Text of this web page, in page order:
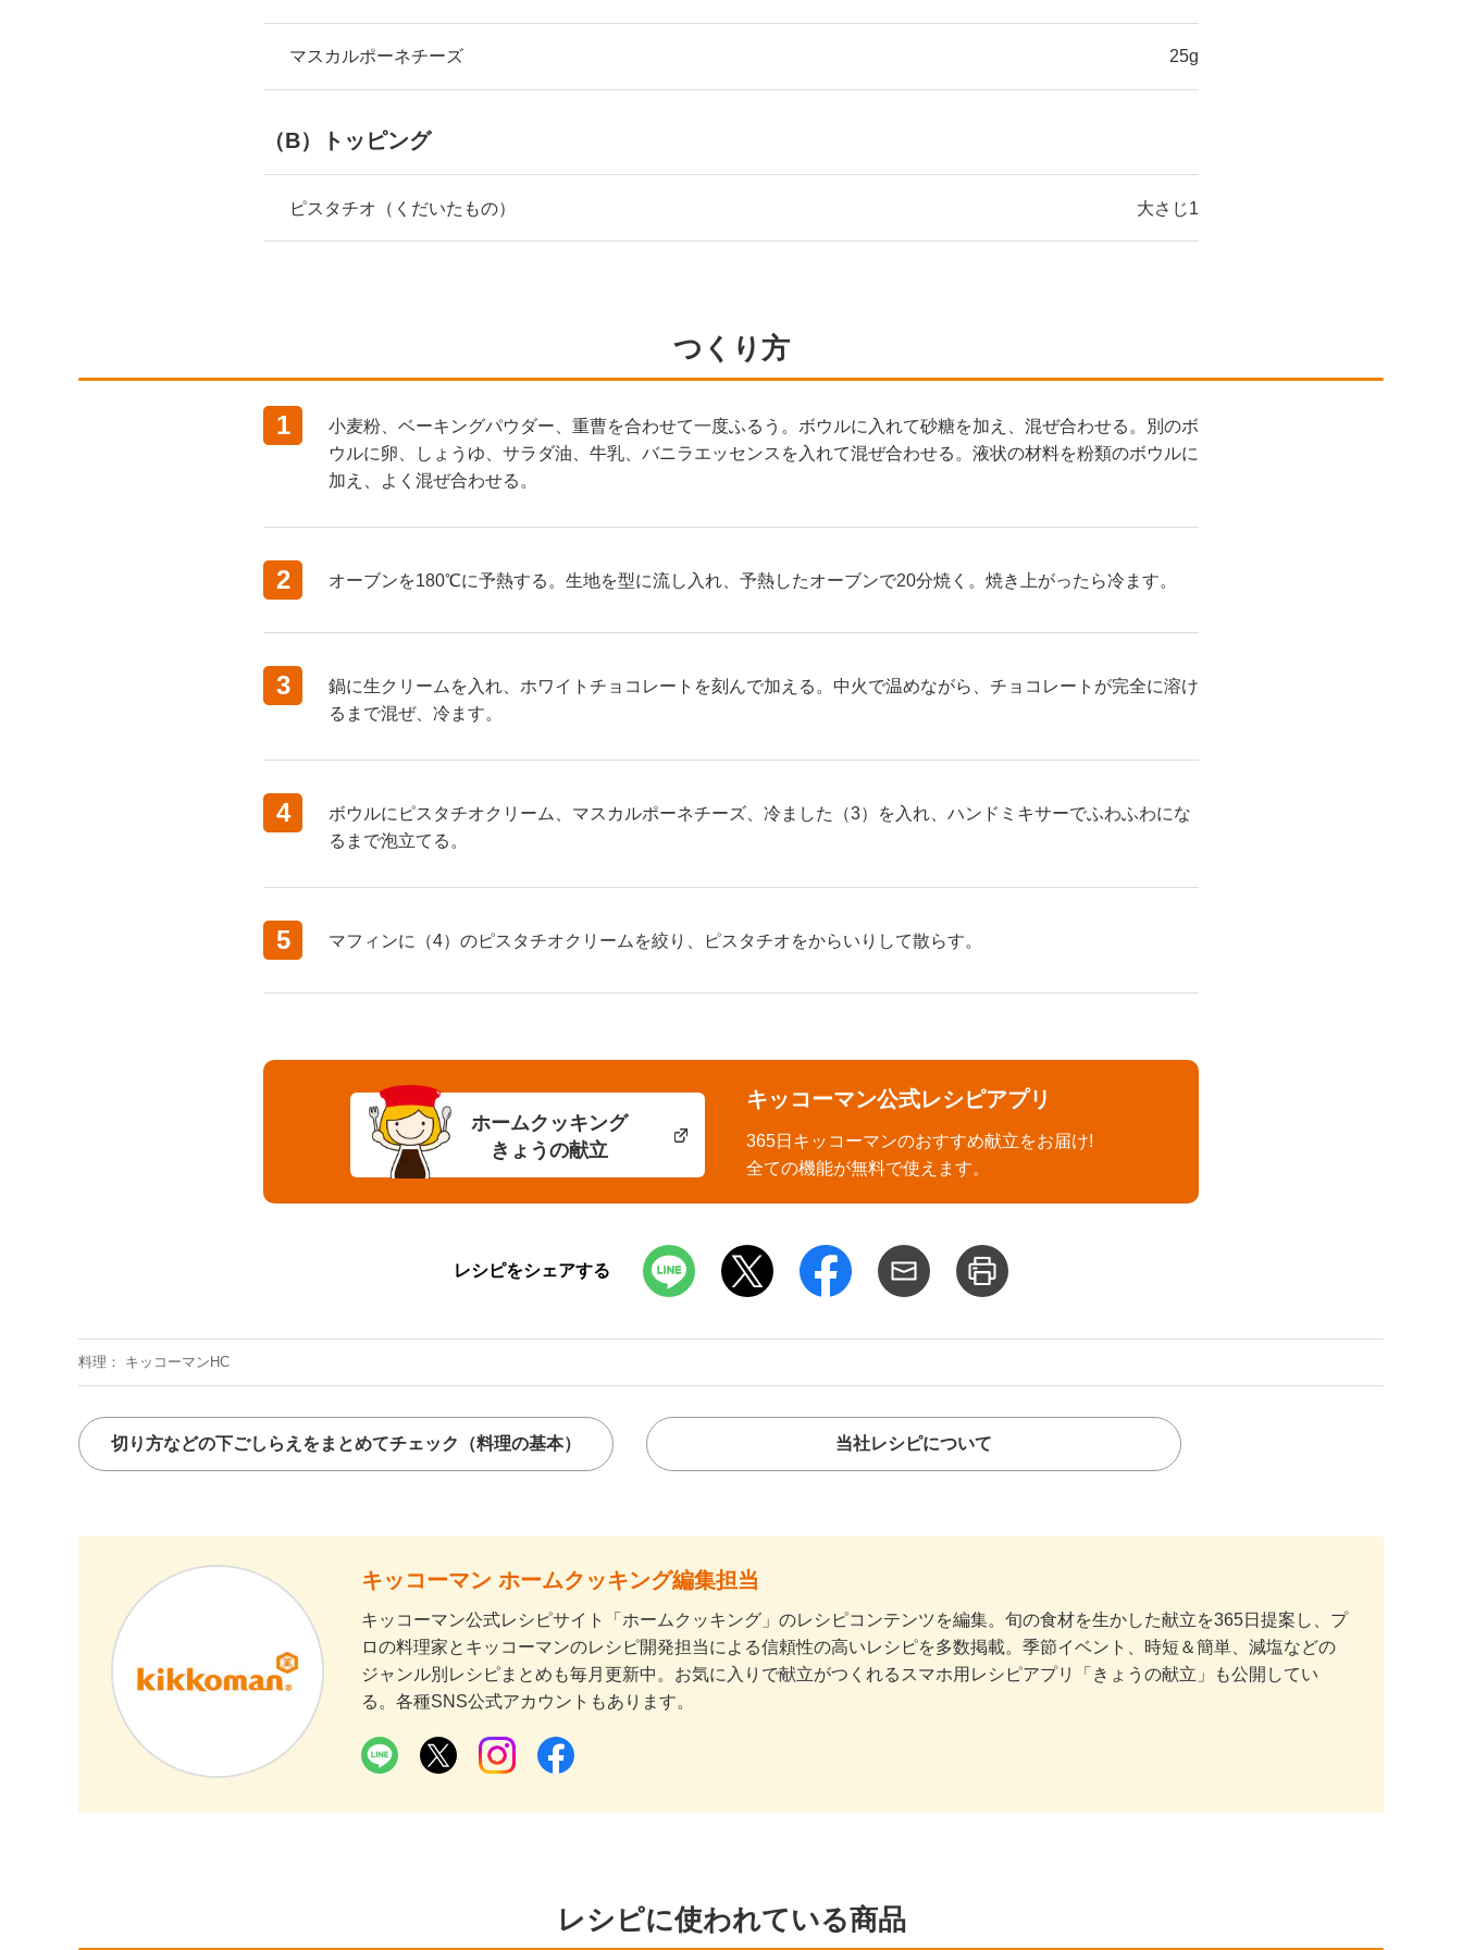
マスカルポーネチーズ 25g
（B）トッピング
ピスタチオ（くだいたもの） 大さじ1
つくり方
1
小麦粉、ベーキングパウダー、重曹を合わせて一度ふるう。ボウルに入れて砂糖を加え、混ぜ合わせる。別のボ
ウルに卵、しょうゆ、サラダ油、牛乳、バニラエッセンスを入れて混ぜ合わせる。液状の材料を粉類のボウルに
加え、よく混ぜ合わせる。
2 オーブンを180℃に予熱する。生地を型に流し入れ、予熱したオーブンで20分焼く。焼き上がったら冷ます。
3
鍋に生クリームを入れ、ホワイトチョコレートを刻んで加える。中火で温めながら、チョコレートが完全に溶け
るまで混ぜ、冷ます。
4
ボウルにピスタチオクリーム、マスカルポーネチーズ、冷ました（3）を入れ、ハンドミキサーでふわふわにな
るまで泡立てる。
5 マフィンに（4）のピスタチオクリームを絞り、ピスタチオをからいりして散らす。
ホームクッキング
きょうの献立
キッコーマン公式レシピアプリ
365日キッコーマンのおすすめ献立をお届け!
全ての機能が無料で使えます。
レシピをシェアする
料理 キッコーマンHC
切り方などの下ごしらえをまとめてチェック （料理の基本） 当社レシピについて
キッコーマン ホームクッキング編集担当
キッコーマン公式レシピサイト「ホームクッキング」のレシピコンテンツを編集。旬の食材を生かした献立を365日提案し、プ
ロの料理家とキッコーマンのレシピ開発担当による信頼性の高いレシピを多数掲載。季節イベント、時短＆簡単、減塩などの
ジャンル別レシピまとめも毎月更新中。お気に入りで献立がつくれるスマホ用レシピアプリ「きょうの献立」も公開してい
る。各種SNS公式アカウントもあります。
レシピに使われている商品